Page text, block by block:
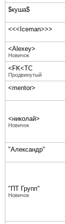
$куша$
<<<Iceman>>>
<Alexey>
Новичок
<FK<TC
Продвинутый
<mentor>
<николай>
Новичок
"Александр"
"ПТ Групп"
Новичок